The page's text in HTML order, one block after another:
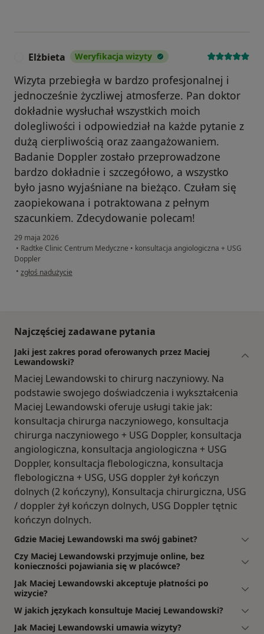
Elżbieta Weryfikacja wizyty
Wizyta przebiegła w bardzo profesjonalnej i
jednocześnie życzliwej atmosferze. Pan doktor
dokładnie wysłuchał wszystkich moich
dolegliwości i odpowiedział na każde pytanie z
dużą cierpliwością oraz zaangażowaniem.
Badanie Doppler zostało przeprowadzone
bardzo dokładnie i szczegółowo, a wszystko
było jasno wyjaśniane na bieżąco. Czułam się
zaopiekowana i potraktowana z pełnym
szacunkiem. Zdecydowanie polecam!
29 maja 2026
• Radtke Clinic Centrum Medyczne • konsultacja angiologiczna + USG
Doppler
• w opinii użytkownika Elżbieta
zgłoś nadużycie
Najczęściej zadawane pytania
Jaki jest zakres porad oferowanych przez Maciej
Lewandowski?
Maciej Lewandowski to chirurg naczyniowy. Na
podstawie swojego doświadczenia i wykształcenia
Maciej Lewandowski oferuje usługi takie jak:
konsultacja chirurga naczyniowego, konsultacja
chirurga naczyniowego + USG Doppler, konsultacja
angiologiczna, konsultacja angiologiczna + USG
Doppler, konsultacja flebologiczna, konsultacja
flebologiczna + USG, USG doppler żył kończyn
dolnych (2 kończyny), Konsultacja chirurgiczna, USG
/ doppler żył kończyn dolnych, USG Doppler tętnic
kończyn dolnych.
Gdzie Maciej Lewandowski ma swój gabinet?
Czy Maciej Lewandowski przyjmuje online, bez
konieczności pojawiania się w placówce?
Jak Maciej Lewandowski akceptuje płatności po
wizycie?
W jakich językach konsultuje Maciej Lewandowski?
Jak Maciej Lewandowski umawia wizyty?